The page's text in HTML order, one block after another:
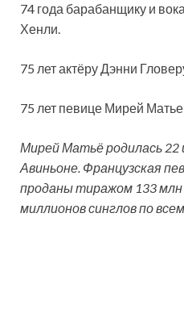
74 года барабанщику и
Хенли.
75 лет актёру Дэнни
75 лет певице Мирей
Мирей Матьё родилась 22
Авиньоне. Французская
проданы тиражом 133 млн
миллионов синглов по